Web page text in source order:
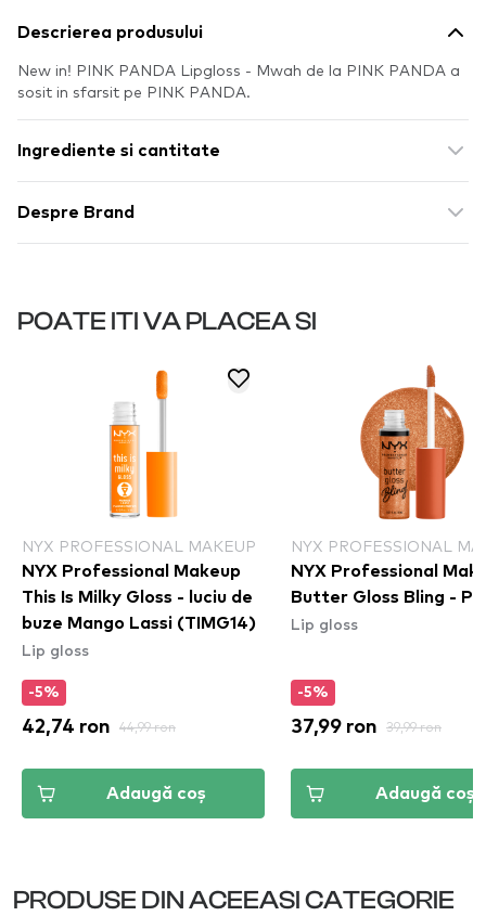
Descrierea produsului
New in! PINK PANDA Lipgloss - Mwah de la PINK PANDA a
sosit in sfarsit pe PINK PANDA.
Ingrediente si cantitate
Despre Brand
POATE ITI VA PLACEA SI
NYX PROFESSIONAL MAKEUP
NYX Professional Makeup
This Is Milky Gloss - luciu de
buze Mango Lassi (TIMG14)
Lip gloss
-5%
42,74 ron 44,99 ron
Adaugă coș
NYX PROFESSIONAL
NYX Professional
Butter Gloss Bling -
Lip gloss
-5%
37,99 ron 39,99 ron
Adaugă coș
PRODUSE DIN ACEEASI CATEGORIE